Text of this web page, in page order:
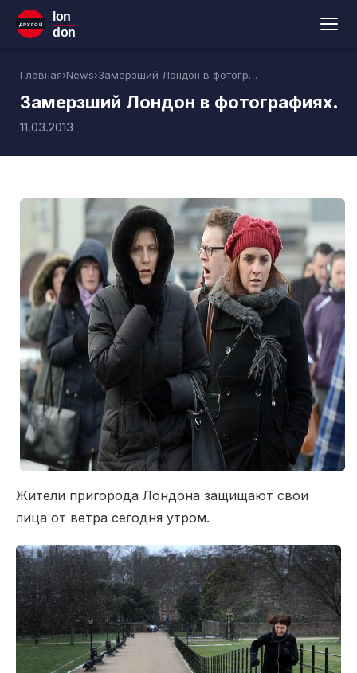
ДРУГОЙ
lon
don
Главная›News› Замерзший Лондон в фотографиях.
Замерзший Лондон в фотографиях.
11.03.2013
Жители пригорода Лондона защищают свои
лица от ветра сегодня утром.